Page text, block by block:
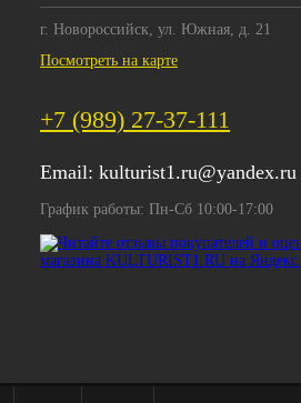
г. Новороссийск, ул. Южная, д. 21
Посмотреть на карте
+7 (989) 27-37-111
Email: kulturist1.ru@yandex.ru
График работы: Пн-Сб 10:00-17:00